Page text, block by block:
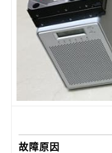
故障原因